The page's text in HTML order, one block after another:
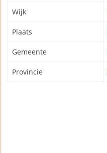
Wijk
Plaats
Gemeente
Provincie